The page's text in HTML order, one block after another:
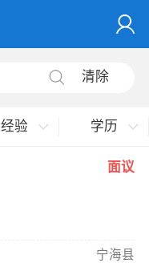
清除
经验 学历
面议
宁海县